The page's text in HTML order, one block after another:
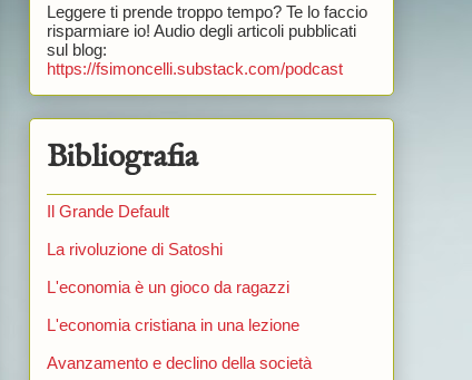
Leggere ti prende troppo tempo? Te lo faccio
risparmiare io! Audio degli articoli pubblicati
sul blog:
https://fsimoncelli.substack.com/podcast
Bibliografia
Il Grande Default
La rivoluzione di Satoshi
L'economia è un gioco da ragazzi
L'economia cristiana in una lezione
Avanzamento e declino della società